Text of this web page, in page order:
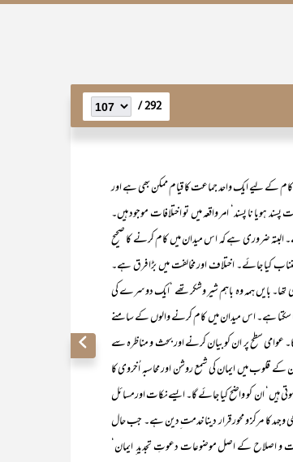
292 /
کام کے لیے ایک واحد جماعت کا قیام ممکن بھی ہے اور
نا پسند‘ امر واقعہ میں تو اختلافات موجود ہیں۔
ضروری ہے کہ اس میدان میں کام کرنے کا صحیح
کیا جائے۔ اختلاف اور مخالفت میں بڑا فرق ہے۔
تھا۔ بایں ہمہ وہ باہم شیر وشکر تھے ‘ایک دوسرے کی
جا سکتا ہے۔ اس میدان میں کام کرنے والوں کے سامنے
عوامی سطح پر ان کو بیان کرنے اور بحث و مناظرہ سے
قلوب میں ایمان کی شمع روشن اور محاسبہ اُخروی کا
ہیں‘ ان کو واضح کیا جائے گا۔ ایسےنکات اورمسائل
وجہد کا مرکز و محور قرار دینا خدمت ِدین ہے۔ جب حال
و اصلاح کے اصل موضوعات دعوتِ تجدید ِ ایمان‘